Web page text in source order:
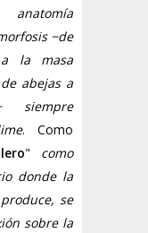
−de
la masa
abejas a
siempre
. Como
" como
donde la
se
sobre la